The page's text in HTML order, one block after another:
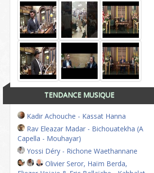
TENDANCE MUSIQUE
Kadir Achouche - Kassat Hanna
Rav Eleazar Madar - Bichouatekha (A
Capella - Mouhayar)
Yossi Déry - Richone Waethannane
Olivier Seror, Haïm Berda,